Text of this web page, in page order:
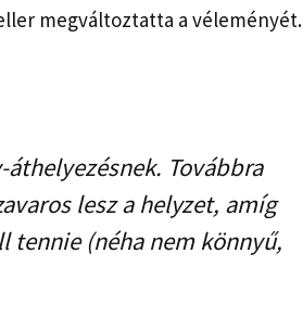
megváltoztatta a véleményét.
Továbbra
lesz a helyzet, amíg
tennie (néha nem könnyű,